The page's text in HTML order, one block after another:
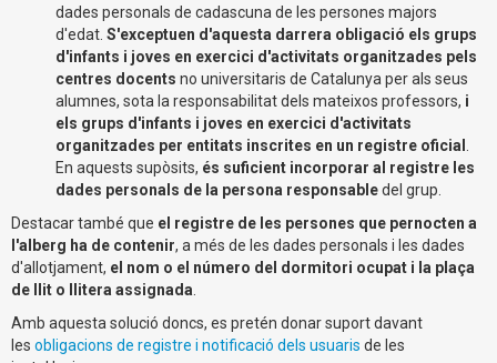
dades personals de cadascuna de les persones majors
d'edat. S'exceptuen d'aquesta darrera obligació els grups
d'infants i joves en exercici d'activitats organitzades pels
centres docents no universitaris de Catalunya per als seus
alumnes, sota la responsabilitat dels mateixos professors, i
els grups d'infants i joves en exercici d'activitats
organitzades per entitats inscrites en un registre oficial
En aquests supòsits, és suficient incorporar al registre les
dades personals de la persona responsabledel grup.
Destacar també que el registre de les persones que pernocten a
l'alberg ha de contenir, a més de les dades personals i les dades
d'allotjament, el nom o el número del dormitori ocupat i la plaça
de llit o llitera assignada
Amb aquesta solució doncs, es pretén donar suport davant
les obligacions de registre i notificació dels usuaris de les